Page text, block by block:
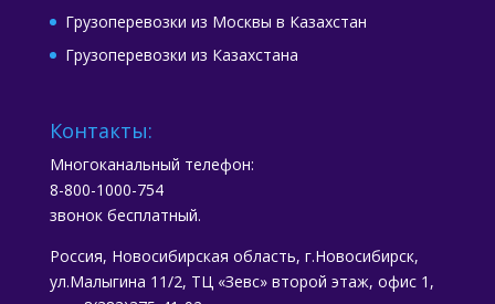
Грузоперевозки из Москвы в Казахстан
Грузоперевозки из Казахстана
Контакты:
Многоканальный телефон:
8-800-1000-754
звонок бесплатный.
Россия, Новосибирская область, г.Новосибирск,
ул.Малыгина 11/2, ТЦ «Зевс» второй этаж, офис 1,